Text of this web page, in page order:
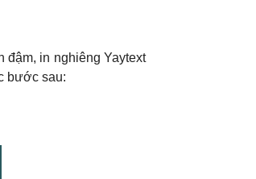
in nghiêng Yaytext
bước sau: